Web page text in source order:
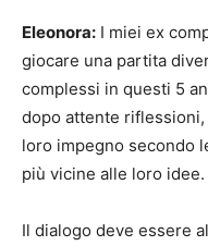
Eleonora: I miei ex
giocare una partita
complessi in questi 5
dopo attente
loro impegno secondo
più vicine alle loro idee.
Il dialogo deve essere